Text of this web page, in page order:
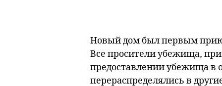
Новый дом был первым
Все просители убежища,
предоставлении убежища в
перераспределялись в